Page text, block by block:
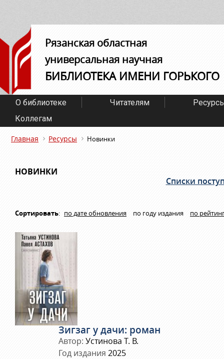
Рязанская областная
универсальная научная
БИБЛИОТЕКА ИМЕНИ ГОРЬКОГО
О библиотеке Читателям
Коллегам
Главная Ресурсы Новинки
НОВИНКИ
Списки
Сортировать: по дате обновления по году издания по
Зигзаг у дачи: роман
Автор: Устинова Т. В.
Год издания 2025